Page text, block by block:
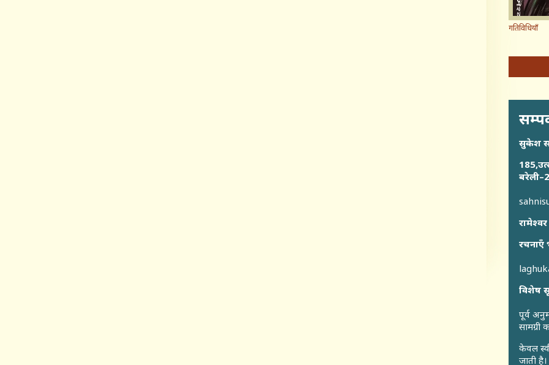
गतिविधियाँ
सुकेश
विशेष
पूर्व
सामग्री
केवल
जाती है।